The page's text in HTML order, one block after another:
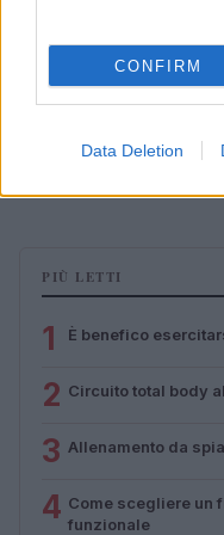
CONFIRM
Data Deletion
efficaci
PIÙ LETTI
1 È benefico
2 Circuito total body
3 Allenamento da
4 Come scegliere un
funzionale